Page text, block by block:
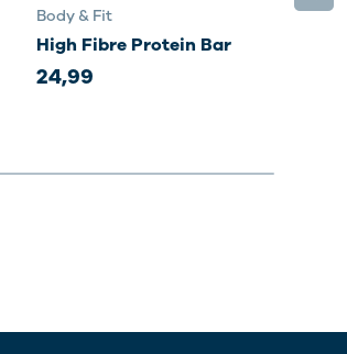
Body & Fit
High Fibre Protein Bar
24,99